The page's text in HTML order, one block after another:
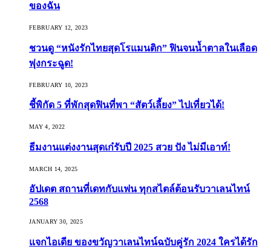
ของฉัน
FEBRUARY 12, 2023
ชวนดู “หนังรักไทยสุดโรแมนติก” ฟินจนน้ำตาลในเลือด
พุ่งกระฉูด!
FEBRUARY 10, 2023
ชี้พิกัด 5 ที่พักสุดฟินที่พา “สัตว์เลี้ยง” ไปเที่ยวได้!
MAY 4, 2022
ธีมงานแต่งงานสุดเก๋รับปี 2025 สวย ปัง ไม่มีเอาท์!
MARCH 14, 2025
อัปเดต สถานที่เดทกับแฟน ทุกสไตล์ต้อนรับวาเลนไทน์
2568
JANUARY 30, 2025
แจกไอเดีย ของขวัญวาเลนไทน์ฉบับคู่รัก 2024 ใครได้รัก